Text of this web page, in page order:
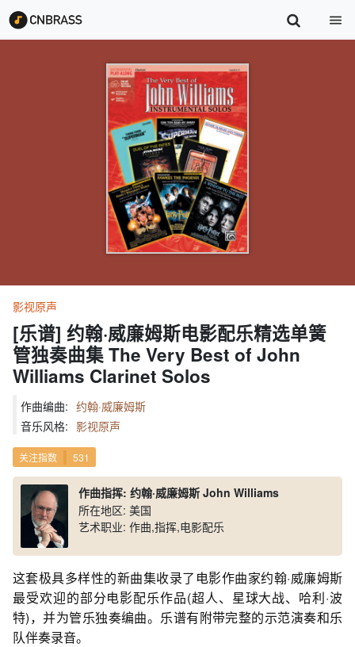
影视原声
[乐谱] 约翰·威廉姆斯电影配乐精选单簧
管独奏曲集 The Very Best of John
Williams Clarinet Solos
作曲编曲: 约翰·威廉姆斯
音乐风格: 影视原声
关注指数 531
作曲指挥: 约翰·威廉姆斯 John Williams
所在地区: 美国
艺术职业: 作曲,指挥,电影配乐
这套极具多样性的新曲集收录了电影作曲家约翰·威廉姆斯
最受欢迎的部分电影配乐作品(超人、星球大战、哈利·波
特)，并为管乐独奏编曲。乐谱有附带完整的示范演奏和乐
队伴奏录音。